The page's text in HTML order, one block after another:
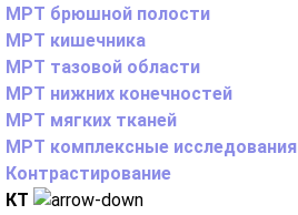
МРТ брюшной полости
МРТ кишечника
МРТ тазовой области
МРТ нижних конечностей
МРТ мягких тканей
МРТ комплексные исследования
Контрастирование
КТ